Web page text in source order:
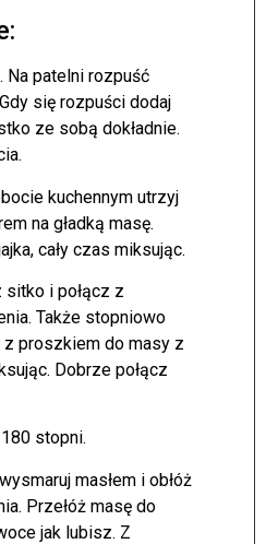
Na patelni rozpuść
się rozpuści dodaj
ze sobą dokładnie.
kuchennym utrzyj
na gładką masę.
cały czas miksując.
i połącz z
Także stopniowo
proszkiem do masy z
Dobrze połącz
stopni.
masłem i obłóż
Przełóż masę do
jak lubisz. Z